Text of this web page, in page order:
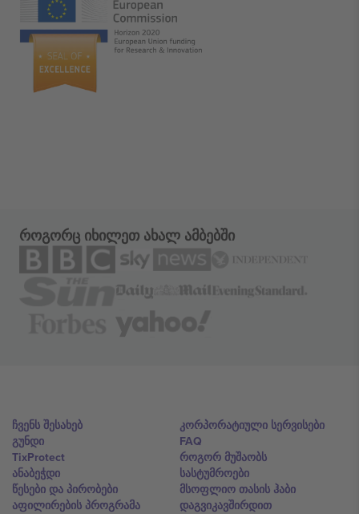
როგორც იხილეთ ახალ ამბებში
ჩვენს შესახებ
გუნდი
TixProtect
ანაბეჭდი
წესები და პირობები
აფილირების პროგრამა
კორპორატიული სერვისები
FAQ
როგორ მუშაობს
სასტუმროები
მსოფლიო თასის ჰაბი
დაგვიკავშირდით